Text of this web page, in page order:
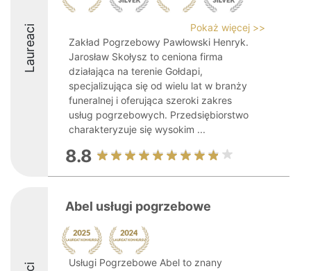
Laureaci
Pokaż więcej >>
Zakład Pogrzebowy Pawłowski Henryk.
Jarosław Skołysz to ceniona firma
działająca na terenie Gołdapi,
specjalizująca się od wielu lat w branży
funeralnej i oferująca szeroki zakres
usług pogrzebowych. Przedsiębiorstwo
charakteryzuje się wysokim ...
8.8
Abel usługi pogrzebowe
Usługi Pogrzebowe Abel to znany